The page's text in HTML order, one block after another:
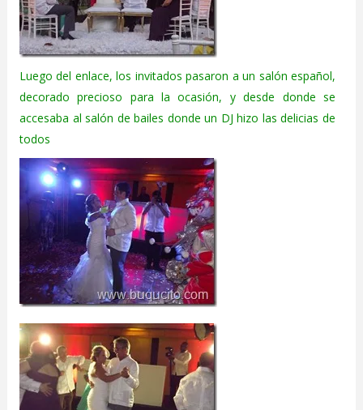
Luego del enlace, los invitados pasaron a un salón español,
decorado precioso para la ocasión, y desde donde se
accesaba al salón de bailes donde un DJ hizo las delicias de
todos